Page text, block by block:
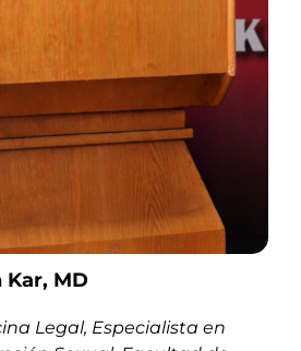
Kar, MD
Legal, Especialista en